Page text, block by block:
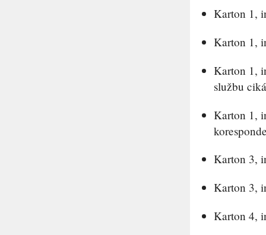
Karton 1,
Karton 1,
Karton 1,
službu
Karton 1,
Karton 3,
Karton 3,
Karton 4,